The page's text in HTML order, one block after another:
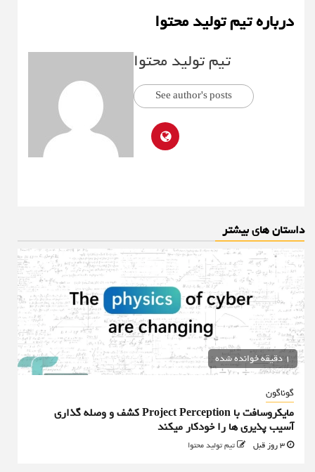
درباره تیم تولید محتوا
تیم تولید محتوا
See author's posts
داستان های بیشتر
1 دقیقه خوانده شده
گوناگون
مایکروسافت با Project Perception کشف و وصله گذاری
آسیب پذیری ها را خودکار میکند
تیم تولید محتوا